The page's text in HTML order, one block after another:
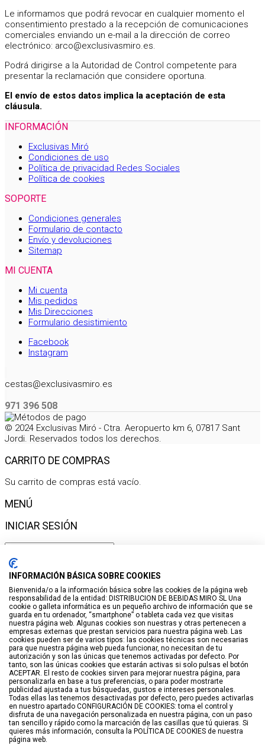
Le informamos que podrá revocar en cualquier momento el
consentimiento prestado a la recepción de comunicaciones
comerciales enviando un e-mail a la dirección de correo
electrónico: arco@exclusivasmiro.es.
Podrá dirigirse a la Autoridad de Control competente para
presentar la reclamación que considere oportuna.
El envío de estos datos implica la aceptación de esta
cláusula.
INFORMACIÓN
Exclusivas Miró
Condiciones de uso
Política de privacidad Redes Sociales
Política de cookies
SOPORTE
Condiciones generales
Formulario de contacto
Envío y devoluciones
Sitemap
MI CUENTA
Mi cuenta
Mis pedidos
Mis Direcciones
Formulario desistimiento
Facebook
Instagram
cestas@exclusivasmiro.es
971 396 508
© 2024 Exclusivas Miró - Ctra. Aeropuerto km 6, 07817 Sant
Jordi. Reservados todos los derechos.
CARRITO DE COMPRAS
Su carrito de compras está vacío.
MENÚ
INICIAR SESIÓN
Haga clic para más productos.
No se encontraron productos.
Iniciar sesión
VISTO RECIENTEMENTE
No hay productos
LISTA DE DESEOS
GUARDAR EN LISTA DE DESEOS
Crear
BUSCAR
INFORMACIÓN BÁSICA SOBRE COOKIES
Bienvenida/o a la información básica sobre las cookies de la página web
responsabilidad de la entidad: DISTRIBUCION DE BEBIDAS MIRO SL Una
cookie o galleta informática es un pequeño archivo de información que se
guarda en tu ordenador, “smartphone” o tableta cada vez que visitas
nuestra página web. Algunas cookies son nuestras y otras pertenecen a
empresas externas que prestan servicios para nuestra página web. Las
cookies pueden ser de varios tipos: las cookies técnicas son necesarias
para que nuestra página web pueda funcionar, no necesitan de tu
autorización y son las únicas que tenemos activadas por defecto. Por
tanto, son las únicas cookies que estarán activas si solo pulsas el botón
ACEPTAR. El resto de cookies sirven para mejorar nuestra página, para
personalizarla en base a tus preferencias, o para poder mostrarte
publicidad ajustada a tus búsquedas, gustos e intereses personales.
Todas ellas las tenemos desactivadas por defecto, pero puedes activarlas
en nuestro apartado CONFIGURACIÓN DE COOKIES: toma el control y
disfruta de una navegación personalizada en nuestra página, con un paso
tan sencillo y rápido como la marcación de las casillas que tú quieras. Si
quieres más información, consulta la POLÍTICA DE COOKIES de nuestra
página web.